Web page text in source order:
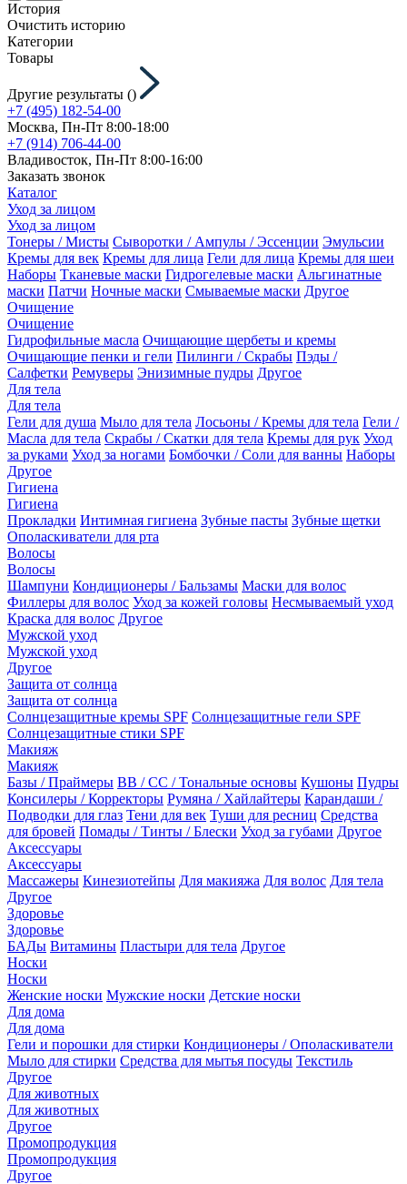
История
Очистить историю
Категории
Товары
Другие результаты ()
+7 (495) 182-54-00
Москва, Пн-Пт 8:00-18:00
+7 (914) 706-44-00
Владивосток, Пн-Пт 8:00-16:00
Заказать звонок
Каталог
Уход за лицом
Уход за лицом
Тонеры / Мисты Сыворотки / Ампулы / Эссенции Эмульсии
Кремы для век Кремы для лица Гели для лица Кремы для шеи
Наборы Тканевые маски Гидрогелевые маски Альгинатные
маски Патчи Ночные маски Смываемые маски Другое
Очищение
Очищение
Гидрофильные масла Очищающие щербеты и кремы
Очищающие пенки и гели Пилинги / Скрабы Пэды /
Салфетки Ремуверы Энизимные пудры Другое
Для тела
Для тела
Гели для душа Мыло для тела Лосьоны / Кремы для тела Гели /
Масла для тела Скрабы / Скатки для тела Кремы для рук Уход
за руками Уход за ногами Бомбочки / Соли для ванны Наборы
Другое
Гигиена
Гигиена
Прокладки Интимная гигиена Зубные пасты Зубные щетки
Ополаскиватели для рта
Волосы
Волосы
Шампуни Кондиционеры / Бальзамы Маски для волос
Филлеры для волос Уход за кожей головы Несмываемый уход
Краска для волос Другое
Мужской уход
Мужской уход
Другое
Защита от солнца
Защита от солнца
Солнцезащитные кремы SPF Солнцезащитные гели SPF
Солнцезащитные стики SPF
Макияж
Макияж
Базы / Праймеры BB / CC / Тональные основы Кушоны Пудры
Консилеры / Корректоры Румяна / Хайлайтеры Карандаши /
Подводки для глаз Тени для век Туши для ресниц Средства
для бровей Помады / Тинты / Блески Уход за губами Другое
Аксессуары
Аксессуары
Массажеры Кинезиотейпы Для макияжа Для волос Для тела
Другое
Здоровье
Здоровье
БАДы Витамины Пластыри для тела Другое
Носки
Носки
Женские носки Мужские носки Детские носки
Для дома
Для дома
Гели и порошки для стирки Кондиционеры / Ополаскиватели
Мыло для стирки Средства для мытья посуды Текстиль
Другое
Для животных
Для животных
Другое
Промопродукция
Промопродукция
Другое